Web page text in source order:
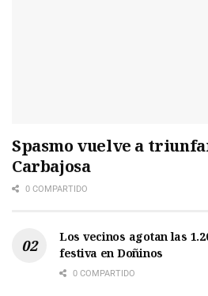
Spasmo vuelve a
Carbajosa
0 COMPARTIDO
Los vecinos agotan las
festiva en Doñinos
0 COMPARTIDO